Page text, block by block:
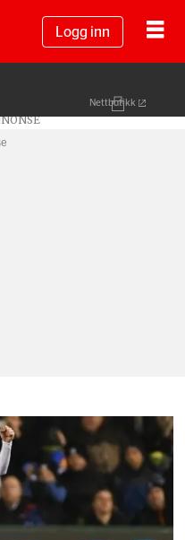
Logg inn
Nettbutikk